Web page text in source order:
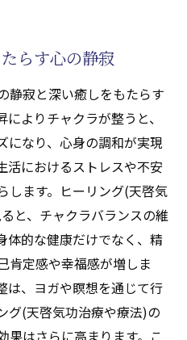
らす心の静寂
静寂と深い癒しをもたらす
よりチャクラが整うと、
になり、心身の調和が実現
活におけるストレスや不安
します。ヒーリング(天啓気
と、チャクラバランスの維
体的な健康だけでなく、精
肯定感や幸福感が増しま
は、ヨガや瞑想を通じて行
グ(天啓気功治療や療法)の
果はさらに高まります。こ